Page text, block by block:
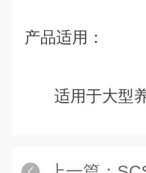
产品适用：
适用于大型养